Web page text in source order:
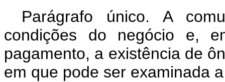
Parágrafo único. A
condições do negócio e,
pagamento, a existência de
em que pode ser examinada